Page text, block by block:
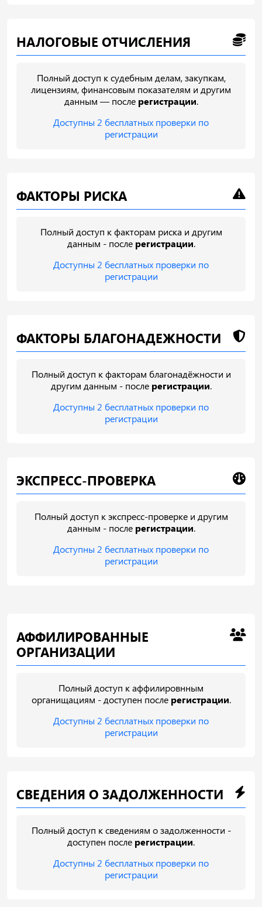
НАЛОГОВЫЕ ОТЧИСЛЕНИЯ
Полный доступ к судебным делам, закупкам,
лицензиям, финансовым показателям и другим
данным — после регистрации.
Доступны 2 бесплатных проверки по
регистрации
ФАКТОРЫ РИСКА
Полный доступ к факторам риска и другим
данным - после регистрации.
Доступны 2 бесплатных проверки по
регистрации
ФАКТОРЫ БЛАГОНАДЕЖНОСТИ
Полный доступ к факторам благонадёжности и
другим данным - после регистрации.
Доступны 2 бесплатных проверки по
регистрации
ЭКСПРЕСС-ПРОВЕРКА
Полный доступ к экспресс-проверке и другим
данным - после регистрации.
Доступны 2 бесплатных проверки по
регистрации
АФФИЛИРОВАННЫЕ
ОРГАНИЗАЦИИ
Полный доступ к аффилировнным
органищациям - доступен после регистрации.
Доступны 2 бесплатных проверки по
регистрации
СВЕДЕНИЯ О ЗАДОЛЖЕННОСТИ
Полный доступ к сведениям о задолженности -
доступен после регистрации.
Доступны 2 бесплатных проверки по
регистрации